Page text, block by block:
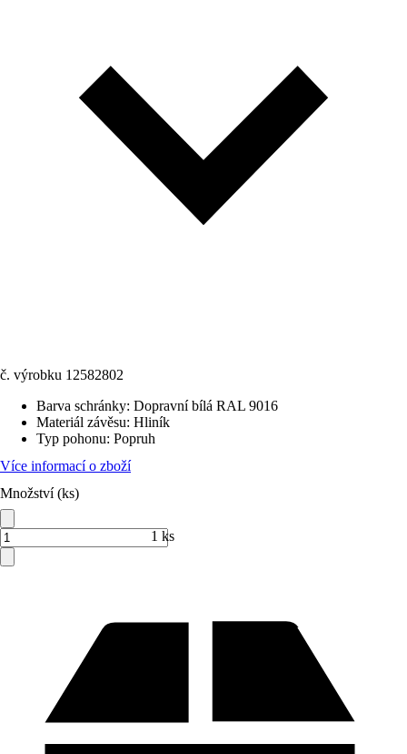
č. výrobku 12582802
Barva schránky: Dopravní bílá RAL 9016
Materiál závěsu: Hliník
Typ pohonu: Popruh
Více informací o zboží
Množství (ks)
1 ks